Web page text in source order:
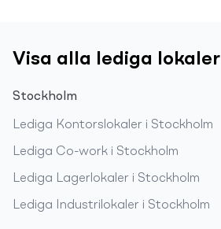
Visa alla lediga lokaler
Stockholm
Lediga Kontorslokaler i Stockholm
Lediga Co-work i Stockholm
Lediga Lagerlokaler i Stockholm
Lediga Industrilokaler i Stockholm